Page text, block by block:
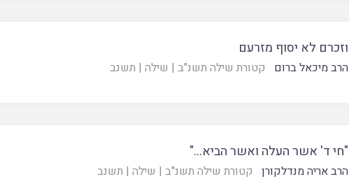
וזכרם לא יסוף מזרעם
הרב מיכאל ברום קטורת שילה תשנ"ב | שילה | תשנב
"חי ד' אשר העלה ואשר הביא…"
הרב אריה מנדלקורן קטורת שילה תשנ"ב | שילה | תשנב